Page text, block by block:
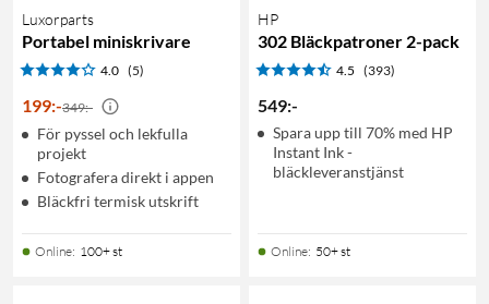
Luxorparts
Portabel miniskrivare
4.0 (5)
199:-349:-
För pyssel och lekfulla
projekt
Fotografera direkt i appen
Bläckfri termisk utskrift
Online: 100+ st
HP
302 Bläckpatroner 2-pack
4.5 (393)
549:-
Spara upp till 70% med HP
Instant Ink -
bläckleveranstjänst
Online: 50+ st